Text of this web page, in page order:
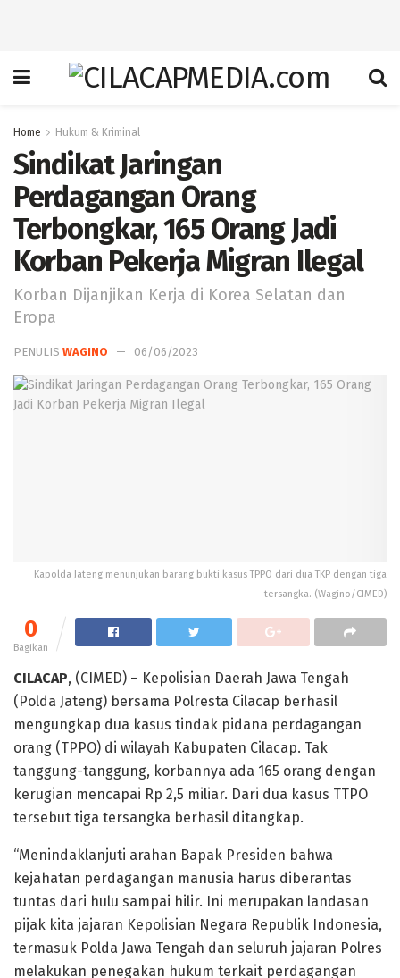
Home Hukum & Kriminal
Sindikat Jaringan
Perdagangan Orang
Terbongkar, 165 Orang Jadi
Korban Pekerja Migran Ilegal
Korban Dijanjikan Kerja di Korea Selatan dan
Eropa
PENULIS WAGINO 06/06/2023
Kapolda Jateng menunjukan barang bukti kasus TPPO dari dua TKP dengan tiga
tersangka. (Wagino/CIMED)
0
Bagikan
CILACAP, (CIMED) – Kepolisian Daerah Jawa Tengah
(Polda Jateng) bersama Polresta Cilacap berhasil
mengungkap dua kasus tindak pidana perdagangan
orang (TPPO) di wilayah Kabupaten Cilacap. Tak
tanggung-tanggung, korbannya ada 165 orang dengan
kerugian mencapai Rp 2,5 miliar. Dari dua kasus TTPO
tersebut tiga tersangka berhasil ditangkap.
“Menindaklanjuti arahan Bapak Presiden bahwa
kejahatan perdagangan manusia harus diberantas
tuntas dari hulu sampai hilir. Ini merupakan landasan
pijak kita jajaran Kepolisian Negara Republik Indonesia,
termasuk Polda Jawa Tengah dan seluruh jajaran Polres
melakukan penegakan hukum terkait perdagangan